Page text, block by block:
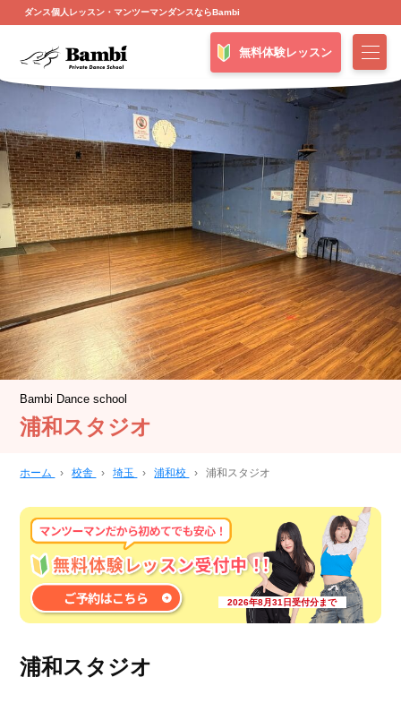
ダンス個人レッスン・マンツーマンダンスならBambi
無料体験レッスン
Bambi Dance school
浦和スタジオ
ホーム › 校舎 › 埼玉 › 浦和校 › 浦和スタジオ
2026年8月31日受付分まで
浦和スタジオ